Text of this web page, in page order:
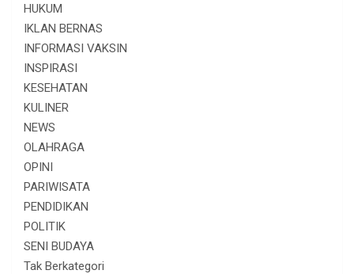
HUKUM
IKLAN BERNAS
INFORMASI VAKSIN
INSPIRASI
KESEHATAN
KULINER
NEWS
OLAHRAGA
OPINI
PARIWISATA
PENDIDIKAN
POLITIK
SENI BUDAYA
Tak Berkategori